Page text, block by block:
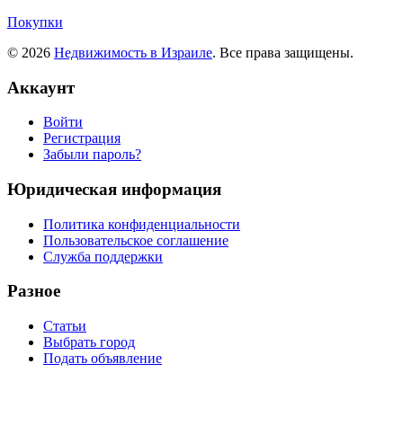
Покупки
© 2026 Недвижимость в Израиле. Все права защищены.
Аккаунт
Войти
Регистрация
Забыли пароль?
Юридическая информация
Политика конфиденциальности
Пользовательское соглашение
Служба поддержки
Разное
Статьи
Выбрать город
Подать объявление